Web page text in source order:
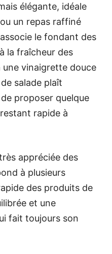
élégante, idéale
un repas raffiné
le fondant des
à la fraîcheur des
vinaigrette douce
de salade plaît
proposer quelque
rapide à
appréciée des
à plusieurs
des produits de
et une
fait toujours son